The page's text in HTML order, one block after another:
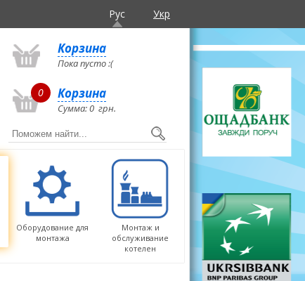
Рус Укр
Корзина
Пока пусто :(
0 Корзина
Сумма:0 грн.
Оборудование для
монтажа
Монтаж и
обслуживание
котелен